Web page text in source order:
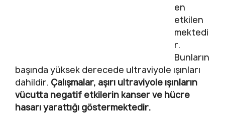
en
etkilen
mektedi
r.
Bunların
başında yüksek derecede ultraviyole ışınları
dahildir. Çalışmalar, aşırı ultraviyole ışınların
vücutta negatif etkilerin kanser ve hücre
hasarı yarattığı göstermektedir.